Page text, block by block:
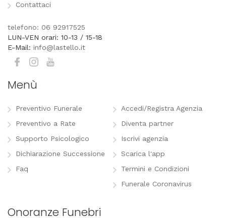
Contattaci
telefono: 06 92917525
LUN-VEN orari: 10-13 / 15-18
E-Mail: info@lastello.it
Menù
Preventivo Funerale
Preventivo a Rate
Supporto Psicologico
Dichiarazione Successione
Faq
Accedi/Registra Agenzia
Diventa partner
Iscrivi agenzia
Scarica l'app
Termini e Condizioni
Funerale Coronavirus
Onoranze Funebri